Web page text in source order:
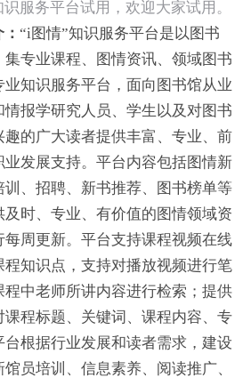
服务平台试用，欢迎大家试用。
：“i图情”知识服务平台是以图书
专业课程、图情资讯、领域图书
知识服务平台，面向图书馆从业
情报学研究人员、学生以及对图书
的广大读者提供丰富、专业、前
发展支持。平台内容包括图情新
训、招聘、新书推荐、图书榜单等
及时、专业、有价值的图情领域资
周更新。平台支持课程视频在线
知识点，支持对播放视频进行笔
中老师所讲内容进行检索；提供
程标题、关键词、课程内容、专
台根据行业发展和读者需求，建设
员培训、信息素养、阅读推广、